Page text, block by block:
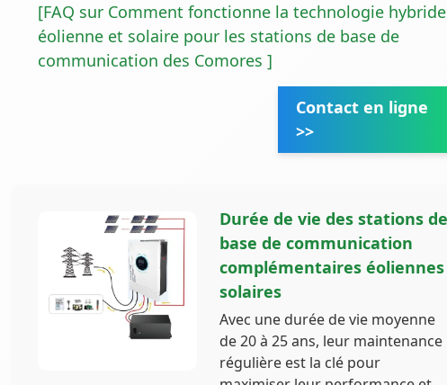
[FAQ sur Comment fonctionne la technologie hybride
éolienne et solaire pour les stations de base de
communication des Comores ]
Contact en ligne
>>
Durée de vie des stations
base de communication
complémentaires
solaires
Avec une durée de vie moyenne
de 20 à 25 ans, leur maintenance
régulière est la clé pour